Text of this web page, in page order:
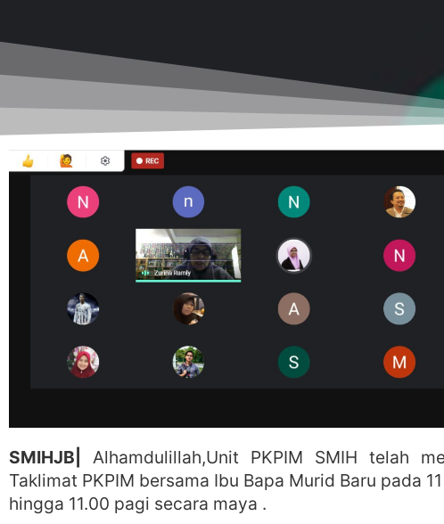
SMIHJB|
Alhamdulillah,Unit PKPIM SMIH telah
Taklimat PKPIM bersama Ibu Bapa Murid Baru pada
hingga 11.00 pagi secara maya .